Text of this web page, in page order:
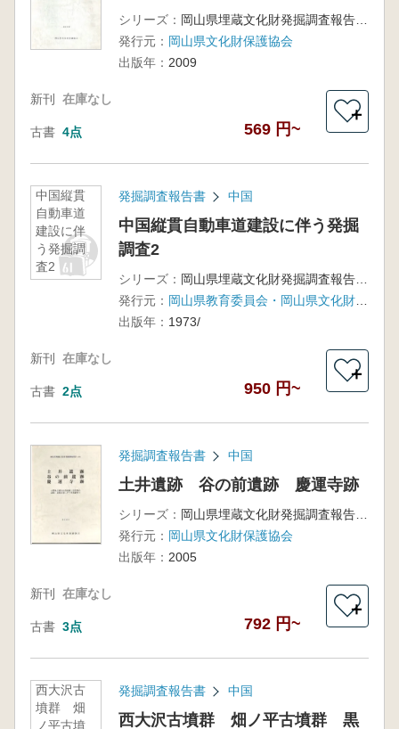
シリーズ：
岡山県埋蔵文化財発掘調査報告218
発行元： 岡山県文化財保護協会
出版年： 2009
新刊 在庫なし
古書 4点 569 円~
＋
中国縦貫
自動車道
建設に伴
う発掘調
査2
発掘調査報告書 中国
中国縦貫自動車道建設に伴う発掘
調査2
シリーズ：
岡山県埋蔵文化財発掘調査報告第4集
発行元：
岡山県教育委員会・岡山県文化財保護協会
出版年： 1973/
新刊 在庫なし
古書 2点 950 円~
＋
発掘調査報告書 中国
土井遺跡 谷の前遺跡 慶運寺跡
シリーズ：
岡山県埋蔵文化財発掘調査報告191
発行元： 岡山県文化財保護協会
出版年： 2005
新刊 在庫なし
古書 3点 792 円~
＋
西大沢古
墳群 畑
ノ平古墳
発掘調査報告書 中国
西大沢古墳群 畑ノ平古墳群 黒